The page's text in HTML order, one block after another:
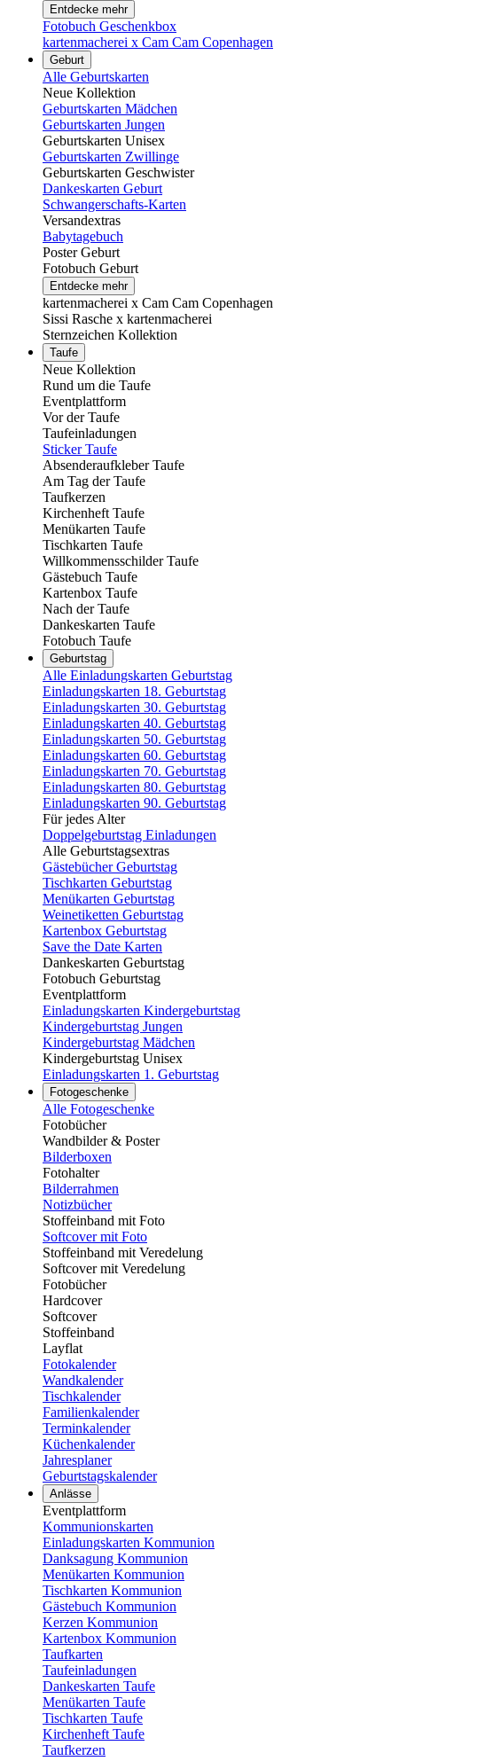
Entdecke mehr
Fotobuch Geschenkbox
kartenmacherei x Cam Cam Copenhagen
Geburt
Alle Geburtskarten
Neue Kollektion
Geburtskarten Mädchen
Geburtskarten Jungen
Geburtskarten Unisex
Geburtskarten Zwillinge
Geburtskarten Geschwister
Dankeskarten Geburt
Schwangerschafts-Karten
Versandextras
Babytagebuch
Poster Geburt
Fotobuch Geburt
Entdecke mehr
kartenmacherei x Cam Cam Copenhagen
Sissi Rasche x kartenmacherei
Sternzeichen Kollektion
Taufe
Neue Kollektion
Rund um die Taufe
Eventplattform
Vor der Taufe
Taufeinladungen
Sticker Taufe
Absenderaufkleber Taufe
Am Tag der Taufe
Taufkerzen
Kirchenheft Taufe
Menükarten Taufe
Tischkarten Taufe
Willkommensschilder Taufe
Gästebuch Taufe
Kartenbox Taufe
Nach der Taufe
Dankeskarten Taufe
Fotobuch Taufe
Geburtstag
Alle Einladungskarten Geburtstag
Einladungskarten 18. Geburtstag
Einladungskarten 30. Geburtstag
Einladungskarten 40. Geburtstag
Einladungskarten 50. Geburtstag
Einladungskarten 60. Geburtstag
Einladungskarten 70. Geburtstag
Einladungskarten 80. Geburtstag
Einladungskarten 90. Geburtstag
Für jedes Alter
Doppelgeburtstag Einladungen
Alle Geburtstagsextras
Gästebücher Geburtstag
Tischkarten Geburtstag
Menükarten Geburtstag
Weinetiketten Geburtstag
Kartenbox Geburtstag
Save the Date Karten
Dankeskarten Geburtstag
Fotobuch Geburtstag
Eventplattform
Einladungskarten Kindergeburtstag
Kindergeburtstag Jungen
Kindergeburtstag Mädchen
Kindergeburtstag Unisex
Einladungskarten 1. Geburtstag
Fotogeschenke
Alle Fotogeschenke
Fotobücher
Wandbilder & Poster
Bilderboxen
Fotohalter
Bilderrahmen
Notizbücher
Stoffeinband mit Foto
Softcover mit Foto
Stoffeinband mit Veredelung
Softcover mit Veredelung
Fotobücher
Hardcover
Softcover
Stoffeinband
Layflat
Fotokalender
Wandkalender
Tischkalender
Familienkalender
Terminkalender
Küchenkalender
Jahresplaner
Geburtstagskalender
Anlässe
Eventplattform
Kommunionskarten
Einladungskarten Kommunion
Danksagung Kommunion
Menükarten Kommunion
Tischkarten Kommunion
Gästebuch Kommunion
Kerzen Kommunion
Kartenbox Kommunion
Taufkarten
Taufeinladungen
Dankeskarten Taufe
Menükarten Taufe
Tischkarten Taufe
Kirchenheft Taufe
Taufkerzen